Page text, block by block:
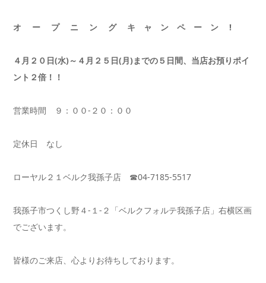
オ ー プ ニ ン グ キ ャ ン ペ ー ン !
４月２０日(水)～４月２５日(月)までの５日間、当店お預りポイ
ント２倍！！
営業時間 ９：００-２０：００
定休日 なし
ローヤル２１ベルク我孫子店 ☎04-7185-5517
我孫子市つくし野４-１-２「ベルクフォルテ我孫子店」右横区画
でございます。
皆様のご来店、心よりお待ちしております。